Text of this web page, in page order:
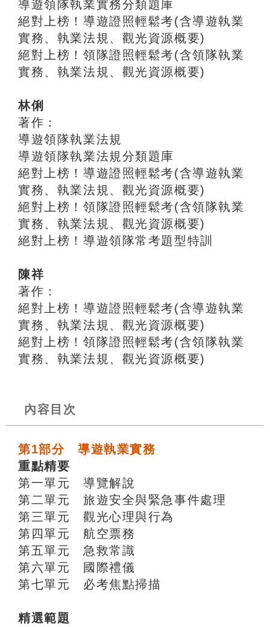
導遊領隊執業實務分類題庫
絕對上榜！導遊證照輕鬆考(含導遊執業
實務、執業法規、觀光資源概要)
絕對上榜！領隊證照輕鬆考(含領隊執業
實務、執業法規、觀光資源概要)
林俐
著作：
導遊領隊執業法規
導遊領隊執業法規分類題庫
絕對上榜！導遊證照輕鬆考(含導遊執業
實務、執業法規、觀光資源概要)
絕對上榜！領隊證照輕鬆考(含領隊執業
實務、執業法規、觀光資源概要)
絕對上榜！導遊領隊常考題型特訓
陳祥
著作：
絕對上榜！導遊證照輕鬆考(含導遊執業
實務、執業法規、觀光資源概要)
絕對上榜！領隊證照輕鬆考(含領隊執業
實務、執業法規、觀光資源概要)
內容目次
第1部分 導遊執業實務
重點精要
第一單元 導覽解說
第二單元 旅遊安全與緊急事件處理
第三單元 觀光心理與行為
第四單元 航空票務
第五單元 急救常識
第六單元 國際禮儀
第七單元 必考焦點掃描
精選範題